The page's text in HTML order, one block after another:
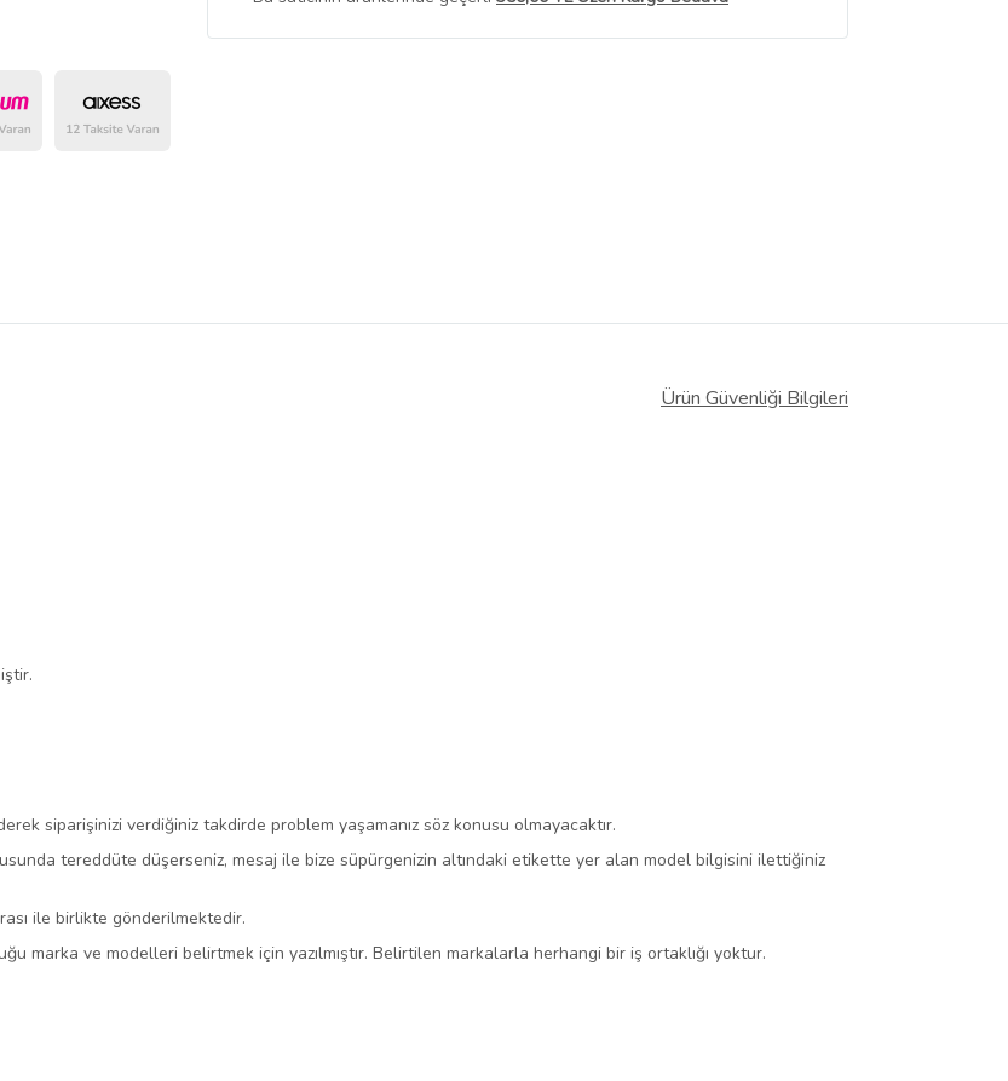
Bu SatıcınınTüm Ürünlerini Görüntüle
Ürün Güvenliği Bilgileri
siparişinizi verdiğiniz takdirde problem yaşamanız söz konusu olmayacaktır.
tereddüte düşerseniz, mesaj ile bize süpürgenizin altındaki etikette yer alan model bilgisini ilettiğiniz
ile birlikte gönderilmektedir.
marka ve modelleri belirtmek için yazılmıştır. Belirtilen markalarla herhangi bir iş ortaklığı yoktur.